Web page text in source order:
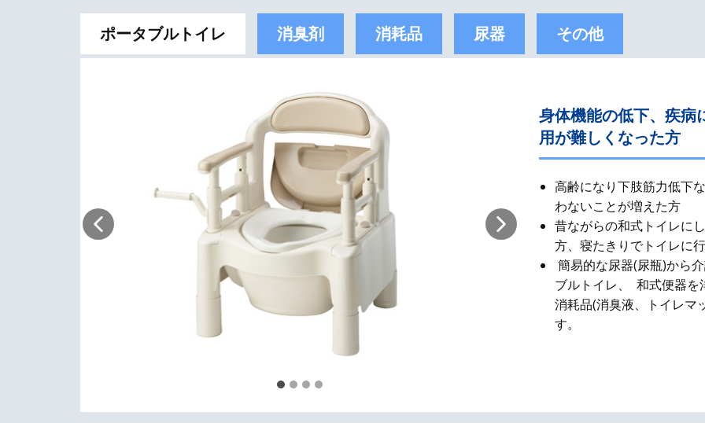
ポータブルトイレ 消臭剤 消耗品 尿器 その他
身体機能の低下、疾病
用が難しくなった方
高齢になり下肢筋力低下
わないことが増えた方
昔ながらの和式​トイレに
方、寝たきりでトイレに
簡易的な尿器(尿瓶)から
ブルトイレ、 和式便器を
消耗品(消臭液、トイレマ
す。